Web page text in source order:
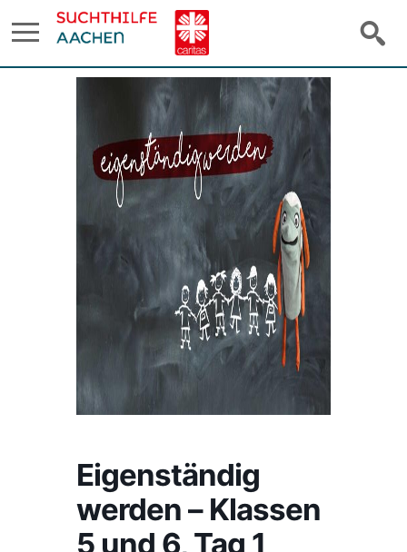
Eigenständig
werden – Klassen
5 und 6, Tag 1